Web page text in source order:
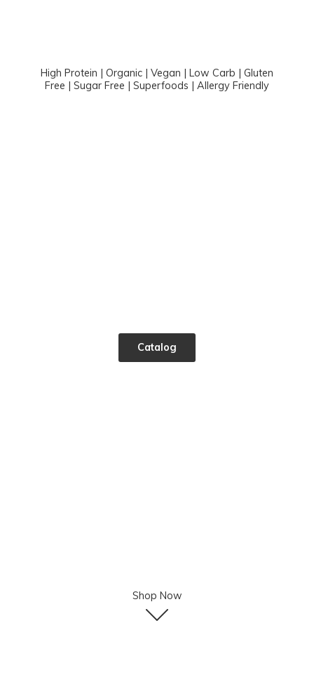
High Protein | Organic | Vegan | Low Carb | Gluten
Free | Sugar Free | Superfoods | Allergy Friendly
Catalog
Shop Now